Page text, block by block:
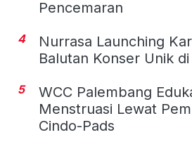
Pencemaran
4
Nurrasa Launching
Balutan Konser Unik
5
WCC Palembang
Menstruasi Lewat
Cindo-Pads